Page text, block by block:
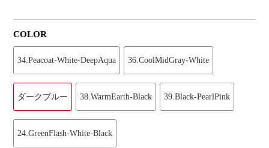
COLOR
34.Peacoat-White-DeepAqua 36.CoolMidGray-White
ダークブルー 38.WarmEarth-Black 39.Black-PearlPink
24.GreenFlash-White-Black